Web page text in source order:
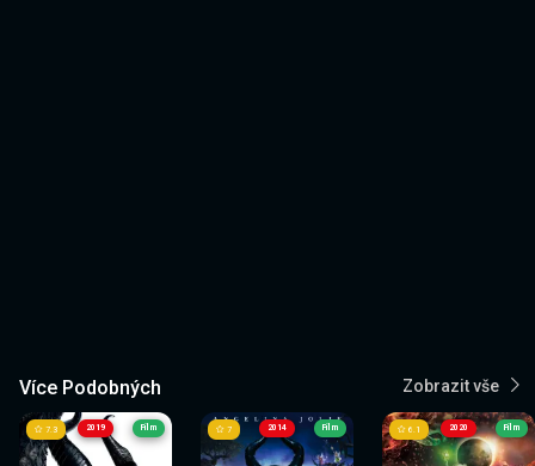
Více Podobných Zobrazit vše
2019
7.3 Film 2014
7 Film 2020
6.1 Film